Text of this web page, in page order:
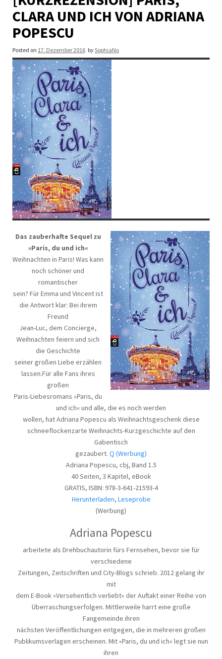
CLARA UND ICH VON ADRIANA
POPESCU
Posted on 17. Dezember 2016 bySophiaNo
Das zauberhafte Sequel zu
»Paris, du und ich«
Weihnachten in Paris! Was kann
noch schöner und
romantischer
sein? Für Emma und Vincent ist
die Antwort klar: Bei ihrem
Freund
Jean-Luc, dem Concierge,
Weihnachten feiern und sich
die Geschichte
seiner großen Liebe erzählen
lassen.Für alle Fans ihres
großen
Paris-Liebesromans »Paris, du
und ich« und alle, die es noch werden
wollen, hat Adriana Popescu als Weihnachtsgeschenk diese
schneeflockenzarte Weihnachts-Kurzgeschichte auf den
Gabentisch
gezaubert. Q (Werbung)
Adriana Popescu, cbj, Band 1.5
40 Seiten, 3 Kapitel, eBook
GRATIS, ISBN: 978-3-641-21593-4
Herunterladen, Leseprobe
(Werbung)
Adriana Popescu
arbeitete als Drehbuchautorin fürs Fernsehen, bevor sie für
verschiedene
Zeitungen, Zeitschriften und City-Blogs schrieb. 2012 gelang ihr
mit
dem E-Book »Versehentlich verliebt« der Auftakt einer Reihe von
Überraschungserfolgen. Mittlerweile harrt eine große
Fangemeinde ihren
nächsten Veröffentlichungen entgegen, die in mehreren großen
Publikumsverlagen erscheinen. Mit »Paris, du und ich« legt sie nun
ihren